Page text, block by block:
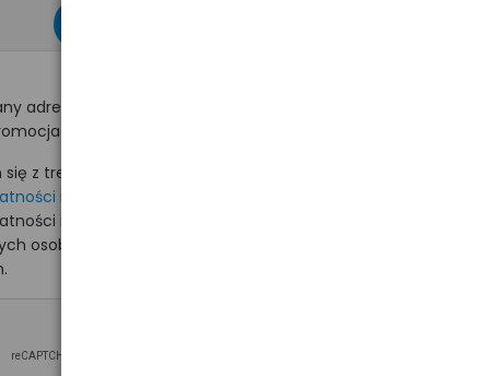
adres e-mail
na hurt.com.pl.
z treścią i akceptuję
i wyrażam zgodę
osobowych na